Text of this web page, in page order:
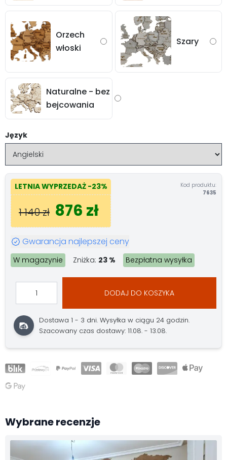
Orzech
włoski
Szary
Naturalne - bez
bejcowania
Język
LETNIA WYPRZEDAŻ -23%
1 140 zł 876 zł
Kod produktu:
7635
Gwarancja najlepszej ceny
W magazynie Zniżka: 23 % Bezpłatna wysyłka
DODAJ DO KOSZYKA
Dostawa 1 - 3 dni.Wysyłka w ciągu 24 godzin.
Szacowany czas dostawy: 11.08. - 13.08.
Wybrane recenzje